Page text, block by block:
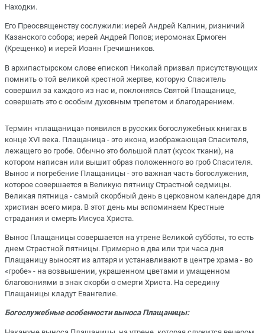
Находки.
Его Преосвященству сослужили: иерей Андрей Калнин, ризничий
Казанского собора; иерей Андрей Попов; иеромонах Ермоген
(Крещенко) и иерей Иоанн Гречишников.
В архипастырском слове епископ Николай призвал присутствующих
помнить о той великой крестной жертве, которую Спаситель
совершил за каждого из нас и, поклоняясь Святой Плащанице,
совершать это с особым духовным трепетом и благодарением.
Термин «плащаница» появился в русских богослужебных книгах в
конце XVI века. Плащаница - это икона, изображающая Спасителя,
лежащего во гробе. Обычно это большой плат (кусок ткани), на
котором написан или вышит образ положенного во гроб Спасителя.
Вынос и погребение Плащаницы - это важная часть богослужения,
которое совершается в Великую пятницу Страстной седмицы.
Великая пятница - самый скорбный день в церковном календаре для
христиан всего мира. В этот день мы вспоминаем Крестные
страдания и смерть Иисуса Христа.
Вынос Плащаницы совершается на утрене Великой субботы, то есть
днем Страстной пятницы. Примерно в два или три часа дня
Плащаницу выносят из алтаря и устанавливают в центре храма - во
«гробе» - на возвышении, украшенном цветами и умащенном
благовониями в знак скорби о смерти Христа. На середину
Плащаницы кладут Евангелие.
Богослужебные особенности выноса Плащаницы: